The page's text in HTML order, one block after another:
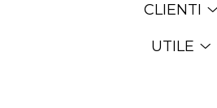
CLIENTI
UTILE